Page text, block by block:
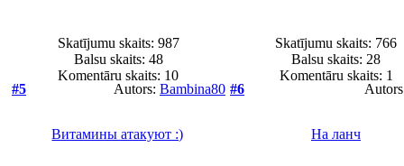
Skatījumu skaits: 987
Balsu skaits: 48
Komentāru skaits: 10
Skatījumu skaits: 766
Balsu skaits: 28
Komentāru skaits: 1
#5
Autors: Bambina80
Витамины атакуют :)
#6
На ланч